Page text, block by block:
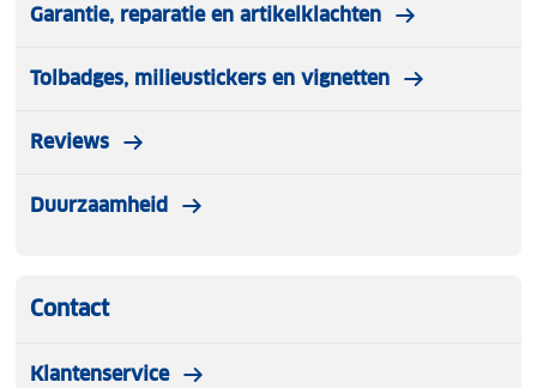
Garantie, reparatie en artikelklachten
Tolbadges, milieustickers en vignetten
Reviews
Duurzaamheid
Contact
Klantenservice